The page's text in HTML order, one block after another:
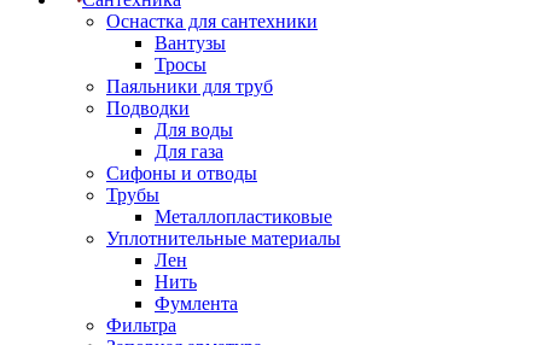
Оснастка для сантехники
Вантузы
Тросы
Паяльники для труб
Подводки
Для воды
Для газа
Сифоны и отводы
Трубы
Металлопластиковые
Уплотнительные материалы
Лен
Нить
Фумлента
Фильтра